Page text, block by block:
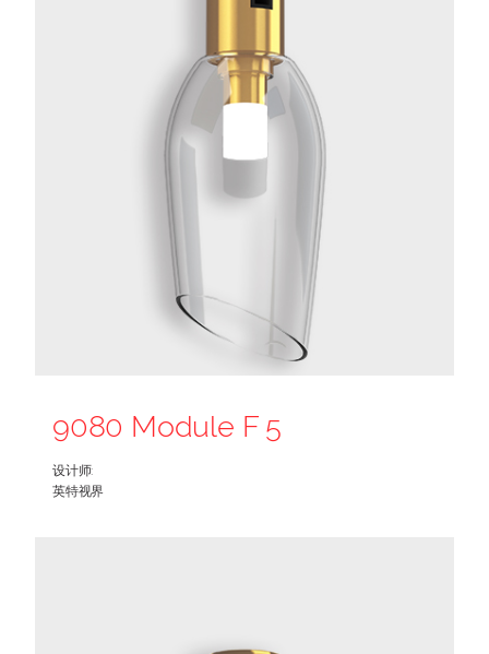
9080 Module F 5
设计师:
英特视界